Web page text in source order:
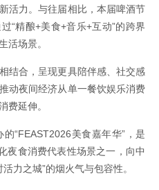
活力。与往届相比，本届啤酒节
“精酿+美食+音乐+互动”的跨界
活场景。
结合，呈现更具陪伴感、社交感
动夜间经济从单一餐饮娱乐消费
费延伸。
“FEAST2026美食嘉年华”，是
夜食消费代表性场景之一，向中
力之城”的烟火气与包容性。